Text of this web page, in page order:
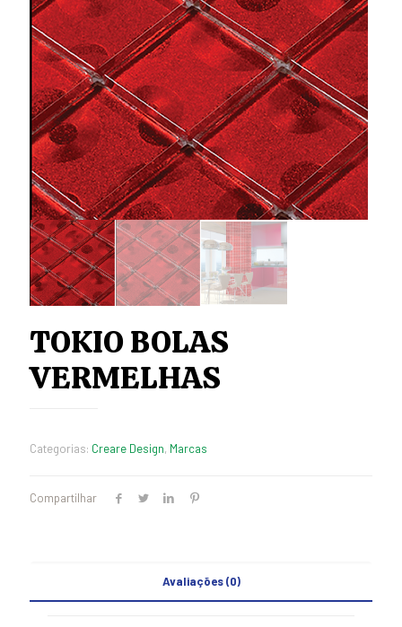
TOKIO BOLAS
VERMELHAS
Categorias: Creare Design, Marcas
Compartilhar
Avaliações (0)